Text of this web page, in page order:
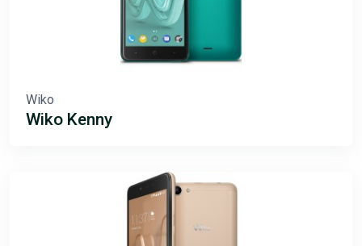
Wiko
Wiko Kenny